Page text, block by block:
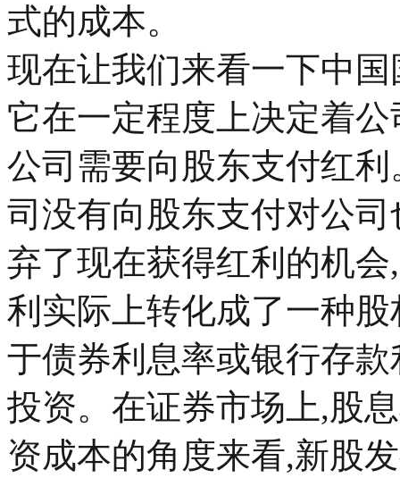
式的成本。
现在让我们来看一下中
它在一定程度上决定着
公司需要向股东支付红
司没有向股东支付对公
弃了现在获得红利的机
利实际上转化成了一种
于债券利息率或银行存
投资。在证券市场上,股
资成本的角度来看,新股